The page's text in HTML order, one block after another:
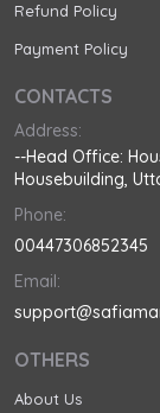
Refund Policy
Payment Policy
CONTACTS
Address:
--Head Office:
Housebuilding,
Phone:
00447306852345
Email:
OTHERS
About Us